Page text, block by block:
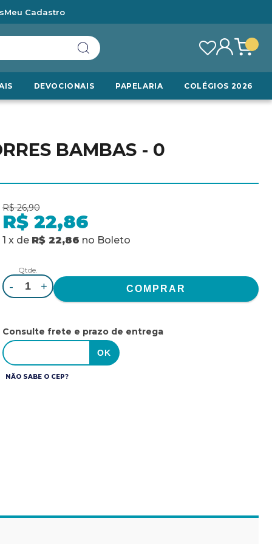
Meu Cadastro
DEVOCIONAIS PAPELARIA COLÉGIOS 2026
BAMBAS - 0
R$ 26,90
R$ 22,86
1 x de R$ 22,86 no Boleto
Qtde.
- +
Consulte frete e prazo de entrega
NÃO SABE O CEP?